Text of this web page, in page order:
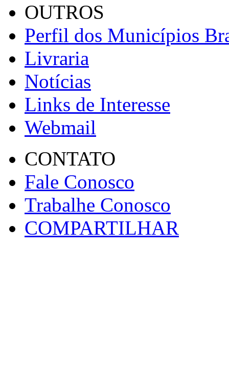
OUTROS
Perfil dos Municípios
Livraria
Notícias
Links de Interesse
Webmail
CONTATO
Fale Conosco
Trabalhe Conosco
COMPARTILHAR